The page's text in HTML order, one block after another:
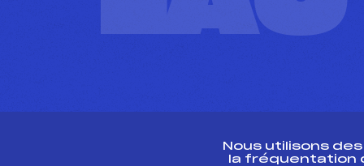
Nous utilisons
la fréquentation